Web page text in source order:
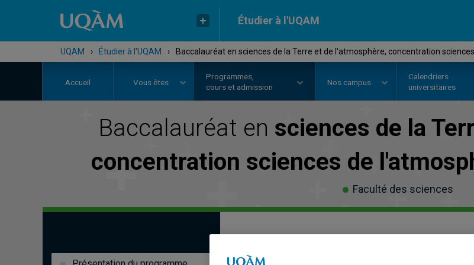
Étudier à l'UQAM
UQAM › Étudier à l'UQAM › Baccalauréat en sciences de la Terre et de l'atmosphère, concentration
Accueil Vous êtes
Programmes,
cours et admission
Nos campus
Calendriers
universitaires
Baccalauréat en sciences de la
concentration sciences de
Faculté des sciences